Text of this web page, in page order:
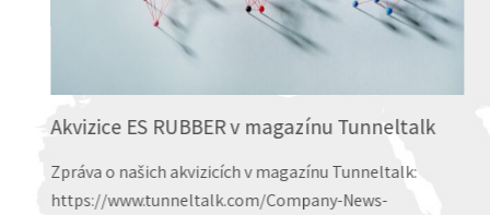
Akvizice ES RUBBER v magazínu Tunneltalk
Zpráva o našich akvizicích v magazínu Tunneltalk:
https://www.tunneltalk.com/Company-News-